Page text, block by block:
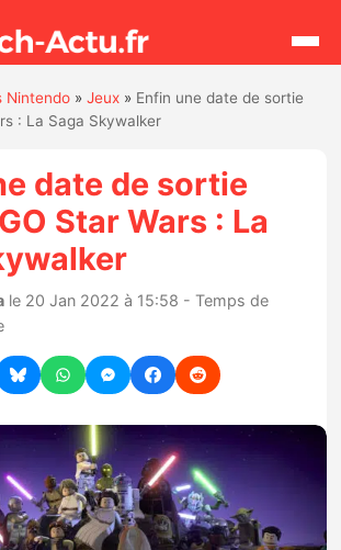
ventes
Direct
Nintendo »Jeux » Enfin une date de sortie
: La Saga Skywalker
date de sortie
Star Wars : La
le 20 Jan 2022 à 15:58 - Temps de